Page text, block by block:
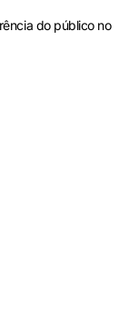
do público no